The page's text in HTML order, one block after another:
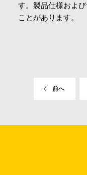
す。製品仕様およ
ことがあります。
前へ